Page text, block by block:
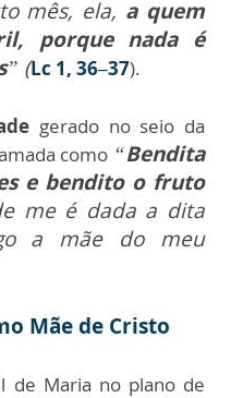
mês, ela, a quem
porque nada é
” (Lc 1, 36–37).
gerado no seio da
como “Bendita
e bendito o fruto
me é dada a dita
a mãe do meu
Mãe de Cristo
de Maria no plano de